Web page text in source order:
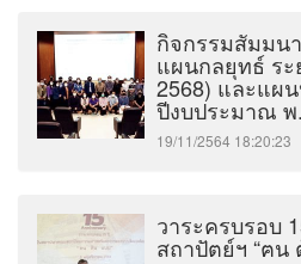
กิจกรรมสัมมน
แผนกลยุทธ์ ระ
2568) และแผ
ปีงบประมาณ พ
19/11/2564
วาระครบรอบ
สถาปัตย์ฯ “ฅน